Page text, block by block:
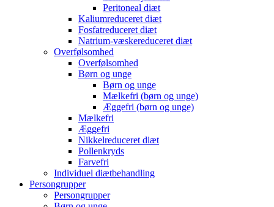
Peritoneal diæt
Kaliumreduceret diæt
Fosfatreduceret diæt
Natrium-væskereduceret diæt
Overfølsomhed
Overfølsomhed
Børn og unge
Børn og unge
Mælkefri (børn og unge)
Æggefri (børn og unge)
Mælkefri
Æggefri
Nikkelreduceret diæt
Pollenkryds
Farvefri
Individuel diætbehandling
Persongrupper
Persongrupper